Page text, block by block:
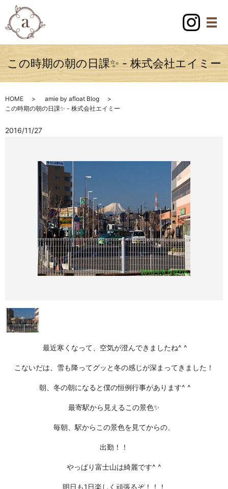
この時期の朝の日課✨ - 株式会社エイミー
HOME
amie by afloat Blog
この時期の朝の日課✨ - 株式会社エイミー
2016/11/27
最近寒くなって、空気が澄んできましたね^ ^
こないだは、雪も降ってグッと冬の感じが深まってきました！
朝、冬の朝になると僕の恒例行事があります^ ^
最寄駅から見えるこの景色✨
毎朝、駅からこの景色を見てからの、
出勤！！
やっぱり富士山は綺麗です^ ^
明日も1日楽しく頑張るぞ！！！